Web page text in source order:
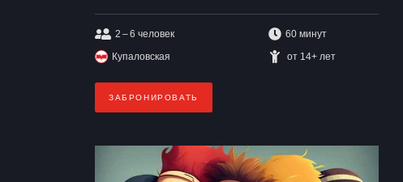
2 – 6 человек
60 минут
Купаловская
от 14+ лет
ЗАБРОНИРОВАТЬ